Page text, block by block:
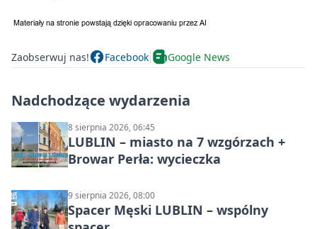
Zaobserwuj nas! Facebook Google News
Nadchodzące wydarzenia
8 sierpnia 2026, 06:45
LUBLIN – miasto na 7 wzgórzach +
Browar Perła: wycieczka
9 sierpnia 2026, 08:00
Spacer Męski LUBLIN – wspólny